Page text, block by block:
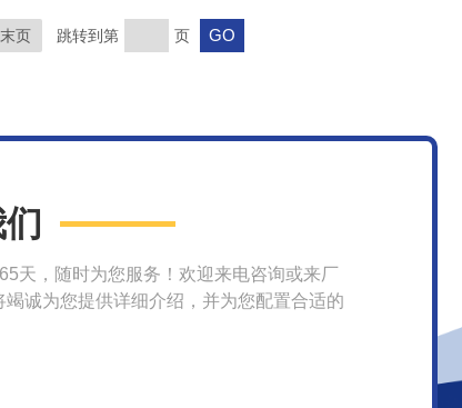
末页 跳转到第 页
天，随时为您服务！欢迎来电咨询或来厂
竭诚为您提供详细介绍，并为您配置合适的